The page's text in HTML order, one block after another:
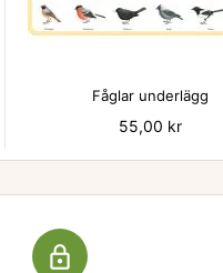

Fåglar underlägg
Pris
55,00 kr
lock_outline